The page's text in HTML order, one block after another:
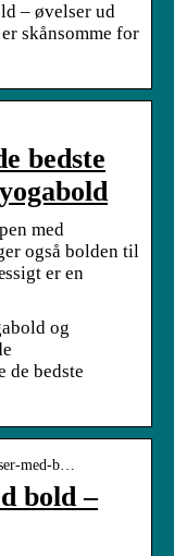
– øvelser ud
skånsomme for
bedste
med
også bolden til
er en
og
de bedste
med-b…
bold –